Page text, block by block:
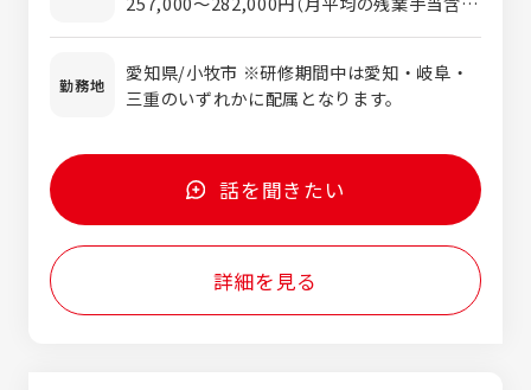
ーカー系（自動車、住宅建材、家電などの業
界）法人への提案営業のご経験 ・企業の物流
部門での就労経験 ・ルート営業、食品営業、
ラウンダー、テレアポ等のご経験 ・コンサル
※2年目以降
勤務地
愛知県/小牧市 ※研修期間中は愛知・岐阜・
三重のいずれかに配属となります。
話を聞きたい
詳細を見る